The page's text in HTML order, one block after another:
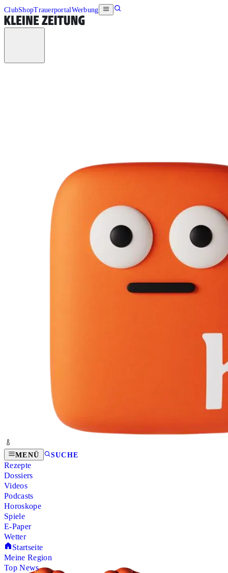
ClubShopTrauerportalWerbung
MENÜ SUCHE
Rezepte
Dossiers
Videos
Podcasts
Horoskope
Spiele
E-Paper
Wetter
Startseite
Meine Region
Top News